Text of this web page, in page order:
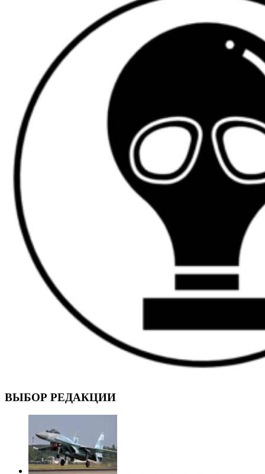
ВОЕННЫЕ СТРАНИЦЫ
СТАТЬИ ВОЕННОЙ ТЕМАТИКИ
ВЫБОР РЕДАКЦИИ